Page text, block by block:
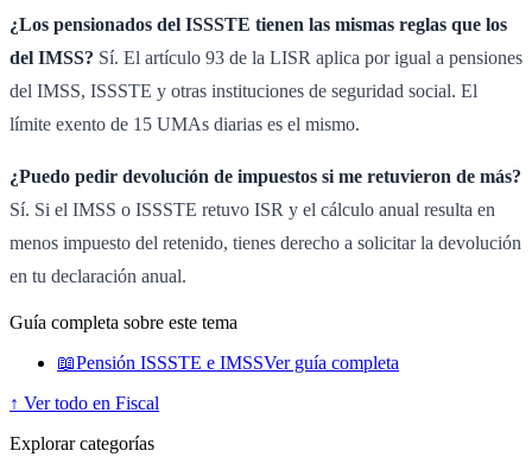
¿Los pensionados del ISSSTE tienen las mismas reglas que los
del IMSS? Sí. El artículo 93 de la LISR aplica por igual a pensiones
del IMSS, ISSSTE y otras instituciones de seguridad social. El
límite exento de 15 UMAs diarias es el mismo.
¿Puedo pedir devolución de impuestos si me retuvieron de más?
Sí. Si el IMSS o ISSSTE retuvo ISR y el cálculo anual resulta en
menos impuesto del retenido, tienes derecho a solicitar la devolución
en tu declaración anual.
Guía completa sobre este tema
📖Pensión ISSSTE e IMSSVer guía completa
↑ Ver todo en Fiscal
Explorar categorías